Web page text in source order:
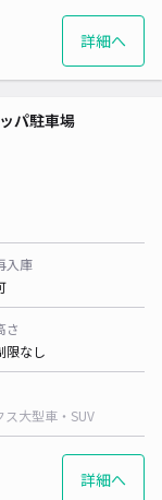
詳細へ
パ駐車場
入庫
さ
限なし
ス大型車・SUV
詳細へ